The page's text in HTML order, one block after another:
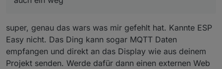
super, genau das wars was mir gefehlt hat. Kannte ESP
Easy nicht. Das Ding kann sogar MQTT Daten
empfangen und direkt an das Display wie aus deinem
Projekt senden. Werde dafür dann einen externen Web